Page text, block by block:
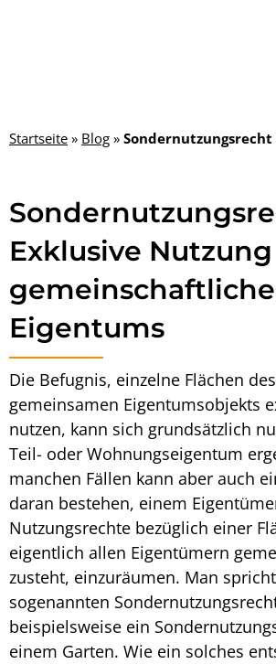
Startseite » Blog » Sondernutzungsrecht
Exklusive
Eigentums
Die Befugnis, einzelne Flächen des
gemeinsamen Eigentumsobjekts
nutzen, kann sich grundsätzlich
Teil- oder Wohnungseigentum
manchen Fällen kann aber auch
daran bestehen, einem
Nutzungsrechte bezüglich einer
eigentlich allen Eigentümern
zusteht, einzuräumen. Man
sogenannten
beispielsweise ein
einem Garten. Wie ein solches